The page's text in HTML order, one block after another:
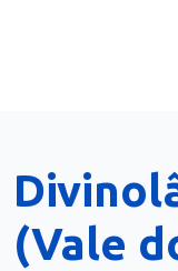
(Vale